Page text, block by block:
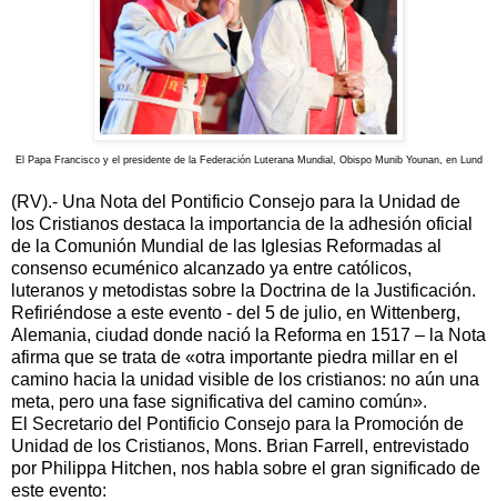
El Papa Francisco y el presidente de la Federación Luterana Mundial, Obispo Munib Younan, en Lund
(RV).- Una Nota del Pontificio Consejo para la Unidad de
los Cristianos destaca la importancia de la adhesión oficial
de la Comunión Mundial de las Iglesias Reformadas al
consenso ecuménico alcanzado ya entre católicos,
luteranos y metodistas sobre la Doctrina de la Justificación.
Refiriéndose a este evento - del 5 de julio, en Wittenberg,
Alemania, ciudad donde nació la Reforma en 1517 – la Nota
afirma que se trata de «otra importante piedra millar en el
camino hacia la unidad visible de los cristianos: no aún una
meta, pero una fase significativa del camino común».
El Secretario del Pontificio Consejo para la Promoción de
Unidad de los Cristianos, Mons. Brian Farrell, entrevistado
por Philippa Hitchen, nos habla sobre el gran significado de
este evento: